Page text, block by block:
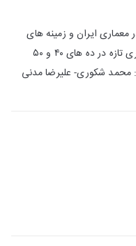
ایران و زمینه های
تاریخی آن و روند شکلگیری یک جنبش فکری تازه در ده های ۴۰ و ۵۰
محمد شکوری- علیرضا مدنی